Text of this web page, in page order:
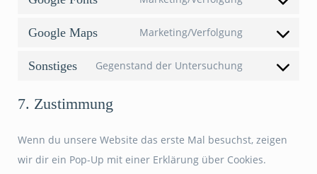
Consent
google-
Google Maps Marketing/Verfolgung
Consent
Sonstiges Gegenstand der Untersuchung
Consent
7. Zustimmung
Wenn du unsere Website das erste Mal besuchst, zeigen
wir dir ein Pop-Up mit einer Erklärung über Cookies.